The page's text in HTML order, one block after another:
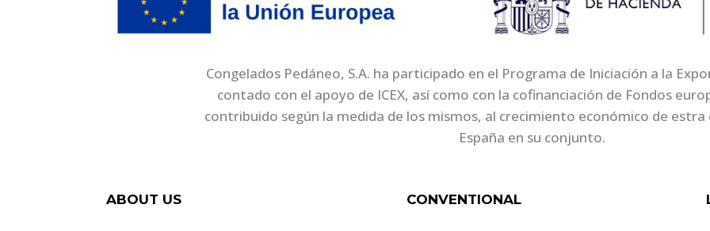
Congelados Pedáneo, S.A. ha participado en el Programa de Iniciación a la
contado con el apoyo de ICEX, así como con la cofinanciación de Fondos
contribuido según la medida de los mismos, al crecimiento económico de estra
España en su conjunto.
ABOUT US CONVENTIONAL